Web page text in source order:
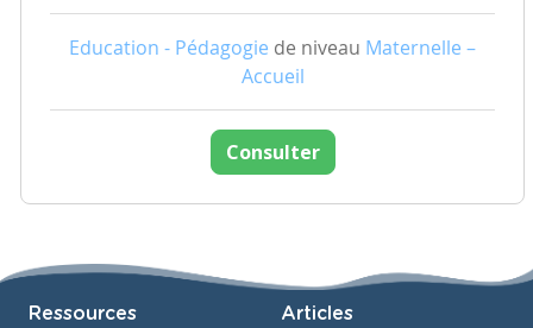
Education - Pédagogie de niveau Maternelle –
Accueil
Consulter
Ressources Articles